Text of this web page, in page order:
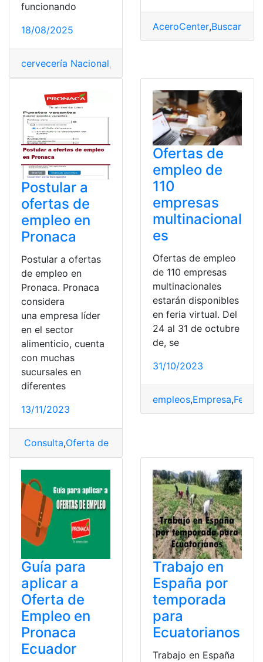
funcionando
18/08/2025
cervecería Nacional,
AceroCenter,Buscar
Postular a
ofertas de
empleo en
Pronaca
Postular a ofertas
de empleo en
Pronaca. Pronaca
considera
una empresa líder
en el sector
alimenticio, cuenta
con muchas
sucursales en
diferentes
13/11/2023
Consulta,Oferta de empleo
Ofertas de
empleo de
110
empresas
multinacional
es
Ofertas de empleo
de 110 empresas
multinacionales
estarán disponibles
en feria virtual. Del
24 al 31 de octubre
de, se
31/10/2023
empleos,Empresa,Feria
Guía para
aplicar a
Oferta de
Empleo en
Pronaca
Ecuador
Trabajo en
España por
temporada
para
Ecuatorianos
Trabajo en España